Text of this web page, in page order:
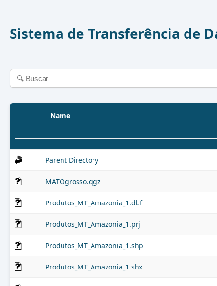
Sistema de Transferência de
Name
Parent Directory
MATOgrosso.qgz
Produtos_MT_Amazonia_1.dbf
Produtos_MT_Amazonia_1.prj
Produtos_MT_Amazonia_1.shp
Produtos_MT_Amazonia_1.shx